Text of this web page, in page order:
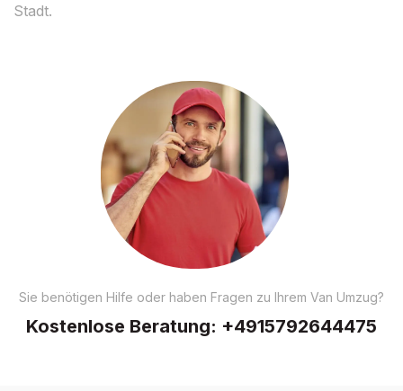
Stadt.
Sie benötigen Hilfe oder haben Fragen zu Ihrem Van Umzug?
Kostenlose Beratung: +4915792644475